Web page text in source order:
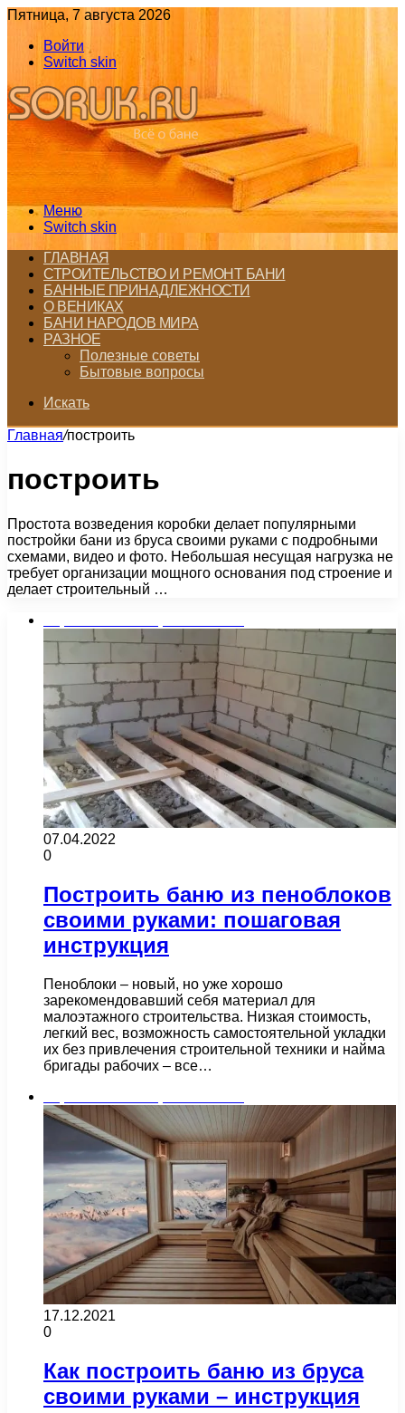
Пятница, 7 августа 2026
Войти
Switch skin
Меню
Switch skin
ГЛАВНАЯ
СТРОИТЕЛЬСТВО И РЕМОНТ БАНИ
БАННЫЕ ПРИНАДЛЕЖНОСТИ
О ВЕНИКАХ
БАНИ НАРОДОВ МИРА
РАЗНОЕ
Полезные советы
Бытовые вопросы
Искать
Главная/построить
построить
Простота возведения коробки делает популярными
постройки бани из бруса своими руками с подробными
схемами, видео и фото. Небольшая несущая нагрузка не
требует организации мощного основания под строение и
делает строительный …
07.04.2022
0
Построить баню из пеноблоков
своими руками: пошаговая
инструкция
Пеноблоки – новый, но уже хорошо
зарекомендовавший себя материал для
малоэтажного строительства. Низкая стоимость,
легкий вес, возможность самостоятельной укладки
их без привлечения строительной техники и найма
бригады рабочих – все…
17.12.2021
0
Как построить баню из бруса
своими руками – инструкция